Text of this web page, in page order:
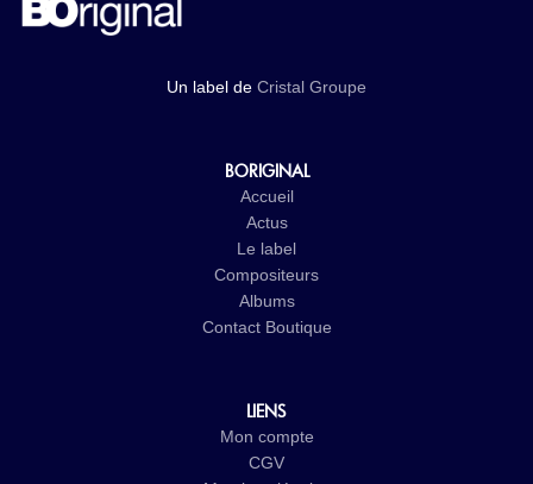
Un label de Cristal Groupe
BORIGINAL
Accueil
Actus
Le label
Compositeurs
Albums
Contact Boutique
LIENS
Mon compte
CGV